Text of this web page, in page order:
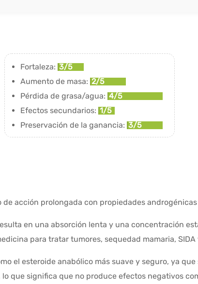
Fortaleza: 3/5
Aumento de masa: 2/5
Pérdida de grasa/agua: 4/5
Efectos secundarios: 1/5
Preservación de la ganancia: 3/5
acción prolongada con propiedades
en una absorción lenta y una concentración
para tratar tumores, sequedad mamaria,
el esteroide anabólico más suave y seguro, ya
que significa que no produce efectos negativos